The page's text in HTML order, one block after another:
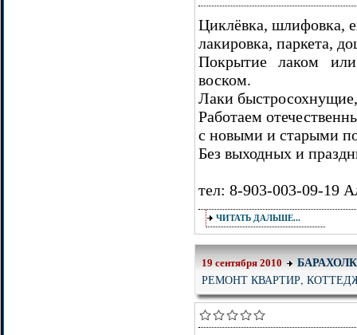
Циклёвка, шлифовка,
лакировка, паркета,
Покрытие лаком
воском.
Лаки быстросохнущие,
Работаем
с новыми и старыми
Без выходных и
тел: 8-903-003-09-19
ЧИТАТЬ ДАЛЬШЕ...
19 сентября 2010
РЕМОНТ КВАРТИР,